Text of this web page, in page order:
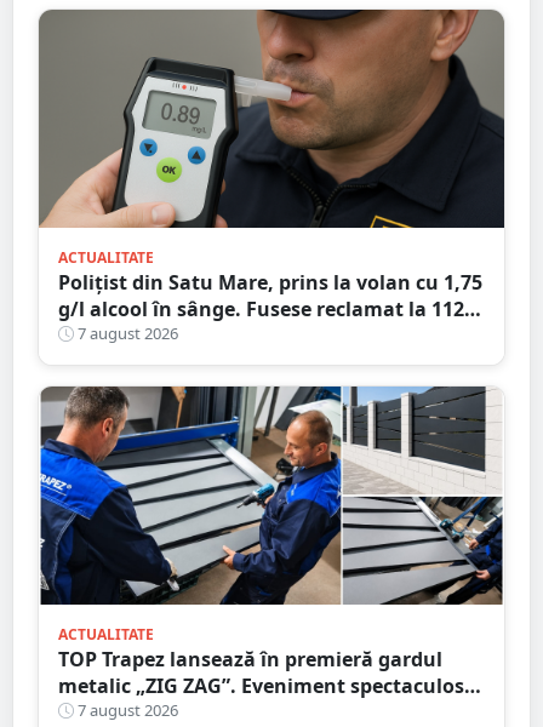
ACTUALITATE
Polițist din Satu Mare, prins la volan cu 1,75
g/l alcool în sânge. Fusese reclamat la 112
că circula pe contrasens
7 august 2026
ACTUALITATE
TOP Trapez lansează în premieră gardul
metalic „ZIG ZAG”. Eveniment spectaculos
în Grădina Romei
7 august 2026